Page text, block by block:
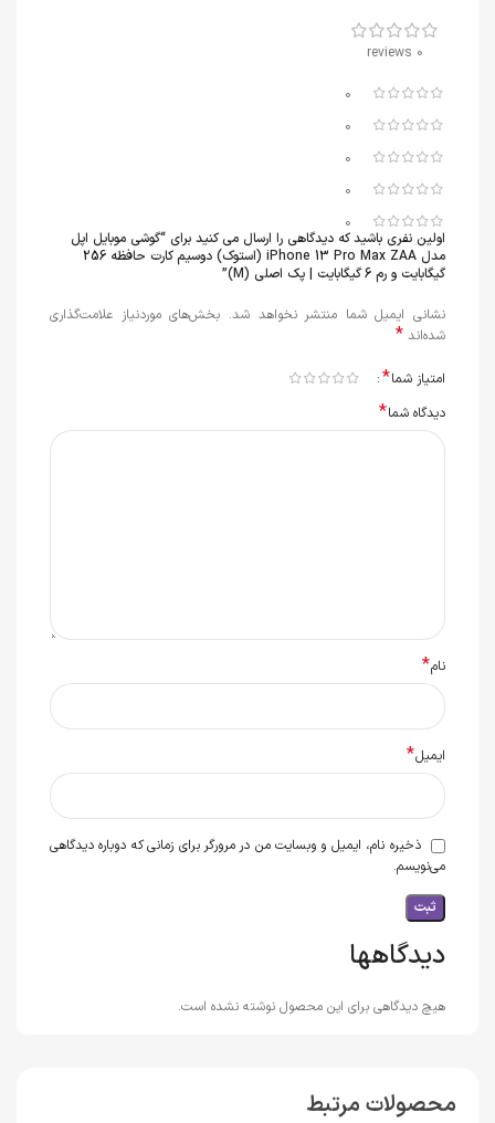
0 reviews
0
0
0
0
0
دیدگاهها
هیچ دیدگاهی برای این محصول نوشته نشده است.
اولین نفری باشید که دیدگاهی را ارسال می کنید برای “گوشی موبایل اپل
مدل iPhone 13 Pro Max ZAA (استوک) دوسیم کارت حافظه 256
گیگابایت و رم 6 گیگابایت | پک اصلی (M)”
نشانی ایمیل شما منتشر نخواهد شد. بخش‌های موردنیاز علامت‌گذاری
شده‌اند *
امتیاز شما*
دیدگاه شما*
نام*
ایمیل*
ذخیره نام، ایمیل و وبسایت من در مرورگر برای زمانی که دوباره دیدگاهی
می‌نویسم.
محصولات مرتبط